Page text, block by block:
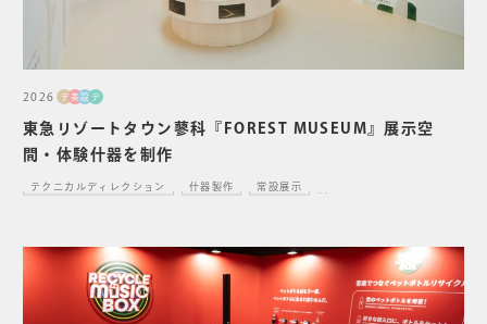
東急リゾートタウン蓼科『FOREST MUSEUM』展示空
間・体験什器を制作
2026 デ 美設 デ
テクニカルディレクション 什器製作 常設展示